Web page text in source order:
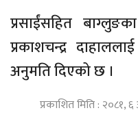
प्रसाईंसहित
प्रकाशचन्द्र
अनुमति दिएको छ ।
प्रकाशित मिति :